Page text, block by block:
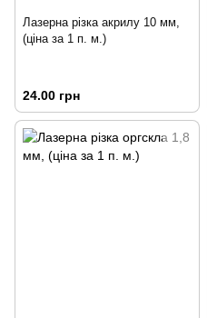
Лазерна різка акрилу 10 мм,
(ціна за 1 п. м.)
24.00 грн